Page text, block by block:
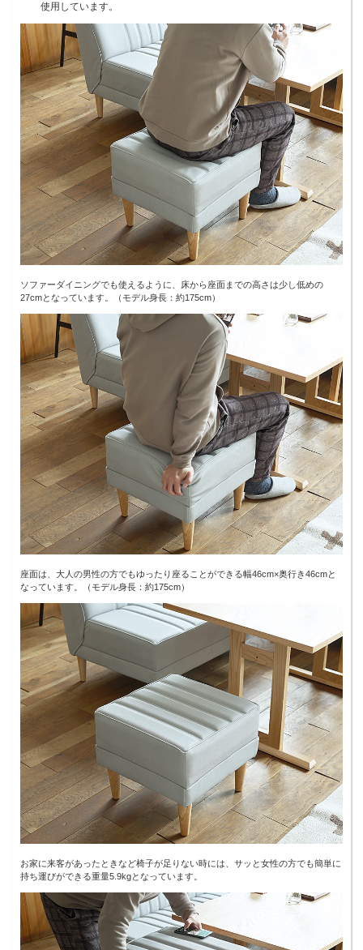
使用しています。
ソファーダイニングでも使えるように、床から座面までの高さは少し低めの
27cmとなっています。（モデル身長：約175cm）
座面は、大人の男性の方でもゆったり座ることができる幅46cm×奥行き46cmと
なっています。（モデル身長：約175cm）
お家に来客があったときなど椅子が足りない時には、サッと女性の方でも簡単に
持ち運びができる重量5.9kgとなっています。